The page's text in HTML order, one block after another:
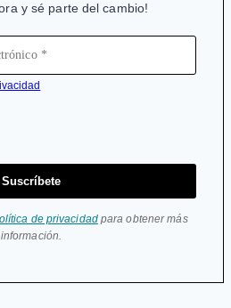
y sé parte del cambio!
Suscríbete
de privacidadpara obtener más
información.